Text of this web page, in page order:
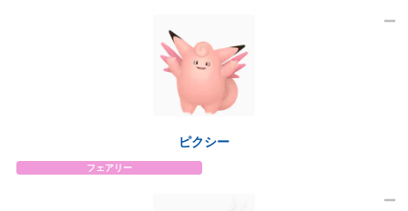
ピクシー
フェアリー